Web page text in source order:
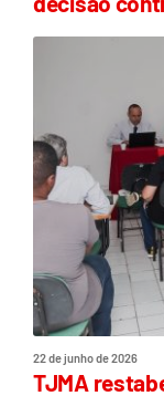
22 de junho de 2026
TJMA